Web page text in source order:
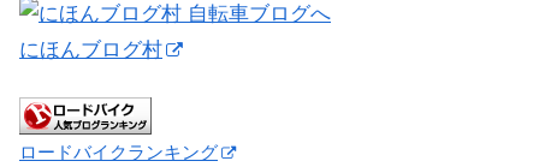
にほんブログ村
ロードバイクランキング